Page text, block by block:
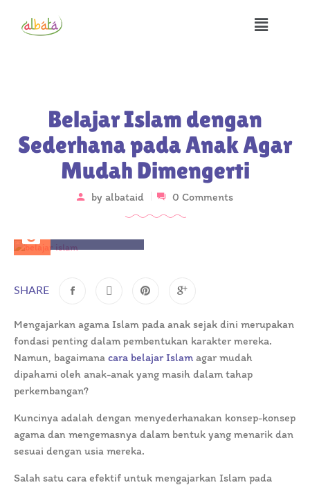
Belajar Islam dengan
Sederhana pada Anak Agar
Mudah Dimengerti
by albataid 0 Comments
SHARE
Mengajarkan agama Islam pada anak sejak dini merupakan
fondasi penting dalam pembentukan karakter mereka.
Namun, bagaimana cara belajar Islam agar mudah
dipahami oleh anak-anak yang masih dalam tahap
perkembangan?
Kuncinya adalah dengan menyederhanakan konsep-konsep
agama dan mengemasnya dalam bentuk yang menarik dan
sesuai dengan usia mereka.
Salah satu cara efektif untuk mengajarkan Islam pada